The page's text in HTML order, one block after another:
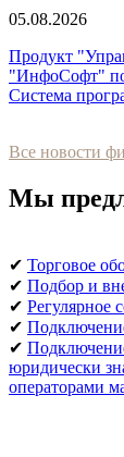
05.08.2026
Продукт
"ИнфоСофт"
Система
Все новости
Мы
✔ Торговое
✔ Подбор и
✔ Регулярное
✔
✔
юридически
операторами